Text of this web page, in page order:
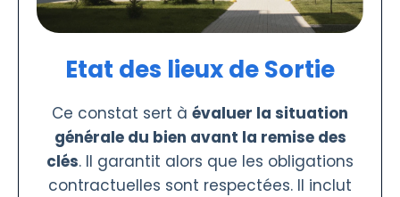
Etat des lieux de Sortie
Ce constat sert à évaluer la situation
générale du bien avant la remise des
clés. Il garantit alors que les obligations
contractuelles sont respectées. Il inclut